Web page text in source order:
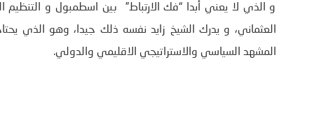
و الذي لا يعني أبدا “فك الارتباط” بين اسطمبول و
العثماني، و يدرك الشيخ زايد نفسه ذلك جيدا، وهو الذي
المشهد السياسي والاستراتيجي الاقليمي والدولي.